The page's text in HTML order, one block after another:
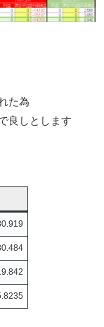
た為
良しとします